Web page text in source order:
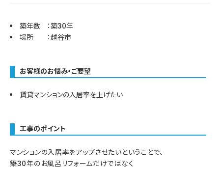
築年数 ：築30年
場所 ：越谷市
お客様のお悩み・ご要望
賃貸マンションの入居率を上げたい
工事のポイント
マンションの入居率をアップさせたいということで、
築30年のお風呂リフォームだけではなく